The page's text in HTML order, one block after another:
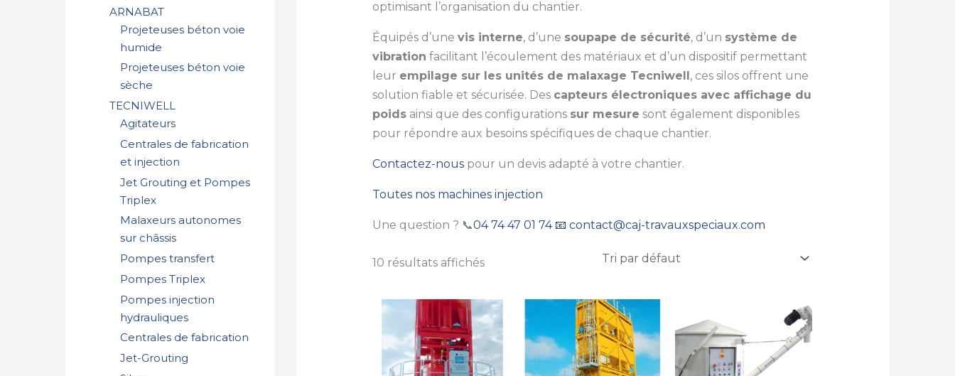
ARNABAT
Projeteuses béton voie
humide
Projeteuses béton voie
sèche
TECNIWELL
Agitateurs
Centrales de fabrication
et injection
Jet Grouting et Pompes
Triplex
Malaxeurs autonomes
sur châssis
Pompes transfert
Pompes Triplex
Pompes injection
hydrauliques
Centrales de fabrication
Jet-Grouting
optimisant l’organisation du chantier.
Équipés d’une vis interne, d’une soupape de sécurité, d’un système de
vibration facilitant l’écoulement des matériaux et d’un dispositif permettant
leur empilage sur les unités de malaxage Tecniwell , ces silos offrent une
solution fiable et sécurisée. Des capteurs électroniques avec affichage du
poidsainsi que des configurations sur mesure sont également disponibles
pour répondre aux besoins spécifiques de chaque chantier.
Contactez-nouspour un devis adapté à votre chantier.
Toutes nos machines injection
Une question ? 📞04 74 47 01 74 📧 contact@caj-travauxspeciaux.com
10 résultats affichés